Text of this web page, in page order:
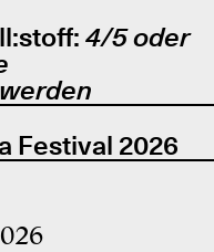
4/5 oder
Festival 2026